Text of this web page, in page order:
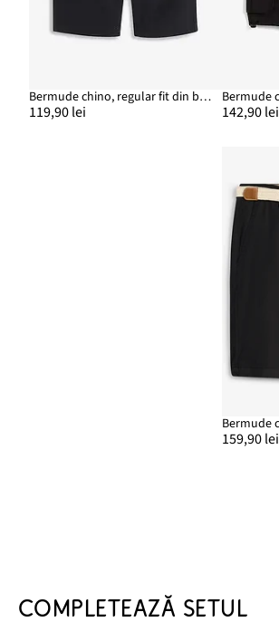
Bermude chino, regular fit din bumbac 100%
119,90 lei 142,90 lei
159,90 lei
COMPLETEAZĂ SETUL